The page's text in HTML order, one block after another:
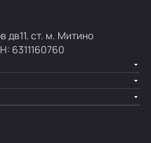
дв11. ст. м. Митино
6311160760